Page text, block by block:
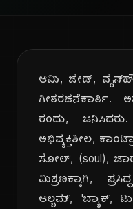
ಆಮಿ, ಜೇಡ್,
ಗೀತರಚನೆಕಾರ್ತಿ.
ರಂದು,
ಅಭಿವ್ಯಕ್ತಿಶೀಲ,
ಸೋಲ್, (soul),
ಮಿಶ್ರಣಕ್ಕಾಗಿ,
ಆಲ್ಬಮ್, 'ಬ್ಯಾಕ್,